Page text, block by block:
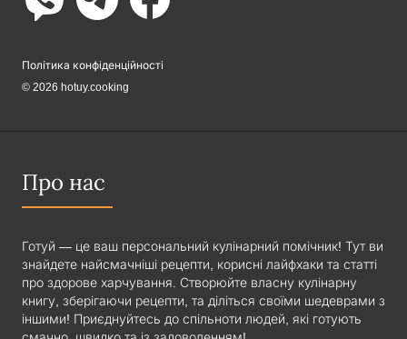
Політика конфіденційності
© 2026 hotuy.cooking
Про нас
Готуй — це ваш персональний кулінарний помічник! Тут ви
знайдете найсмачніші рецепти, корисні лайфхаки та статті
про здорове харчування. Створюйте власну кулінарну
книгу, зберігаючи рецепти, та діліться своїми шедеврами з
іншими! Приєднуйтесь до спільноти людей, які готують